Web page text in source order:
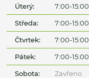
Úterý: 7:00-15:00
Středa: 7:00-15:00
Čtvrtek: 7:00-15:00
Pátek: 7:00-15:00
Sobota: Zavřeno